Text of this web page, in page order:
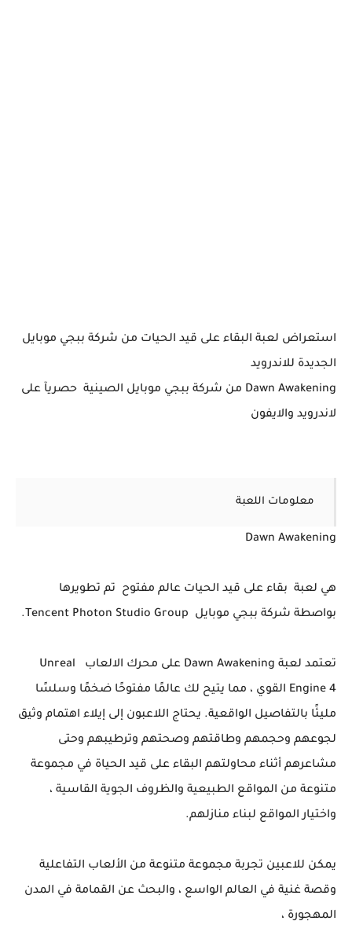
استعراض لعبة البقاء على قيد الحيات من شركة ببجي موبايل
الجديدة للاندرويد
Dawn Awakening من شركة ببجي موبايل الصينية حصريآ على
لاندرويد والايفون
معلومات اللعبة
Dawn Awakening
هي لعبة بقاء على قيد الحيات عالم مفتوح تم تطويرها
بواصطة شركة ببجي موبايل Tencent Photon Studio Group.
تعتمد لعبة Dawn Awakening على محرك الالعاب Unreal
Engine 4 القوي ، مما يتيح لك عالمًا مفتوحًا ضخمًا وسلسًا
مليئًا بالتفاصيل الواقعية. يحتاج اللاعبون إلى إيلاء اهتمام وثيق
لجوعهم وحجمهم وطاقتهم وصحتهم وترطيبهم وحتى
مشاعرهم أثناء محاولتهم البقاء على قيد الحياة في مجموعة
متنوعة من المواقع الطبيعية والظروف الجوية القاسية ،
واختيار المواقع لبناء منازلهم.
يمكن للاعبين تجربة مجموعة متنوعة من الألعاب التفاعلية
وقصة غنية في العالم الواسع ، والبحث عن القمامة في المدن
المهجورة ،